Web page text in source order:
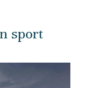
sport